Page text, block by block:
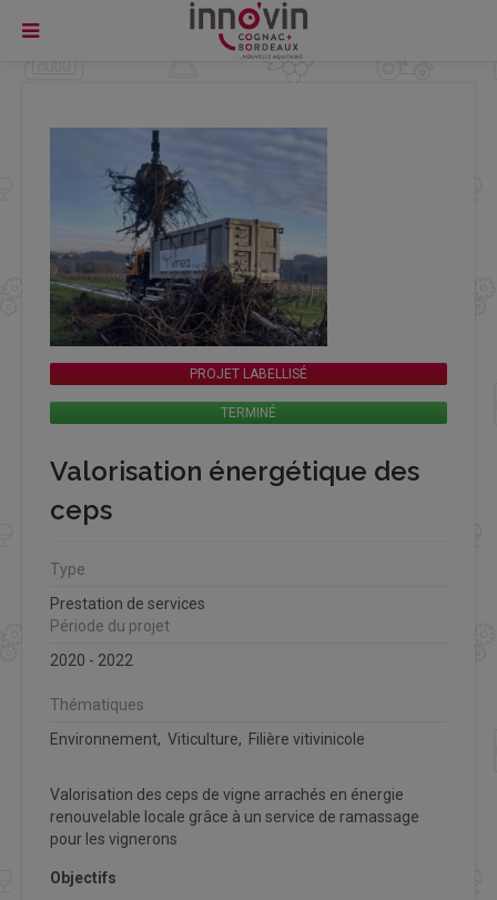
PROJET LABELLISÉ
TERMINÉ
Valorisation énergétique des
ceps
Type
Prestation de services
Période du projet
2020 - 2022
Thématiques
Environnement, Viticulture, Filière vitivinicole
Valorisation des ceps de vigne arrachés en énergie
renouvelable locale grâce à un service de ramassage
pour les vignerons
Objectifs